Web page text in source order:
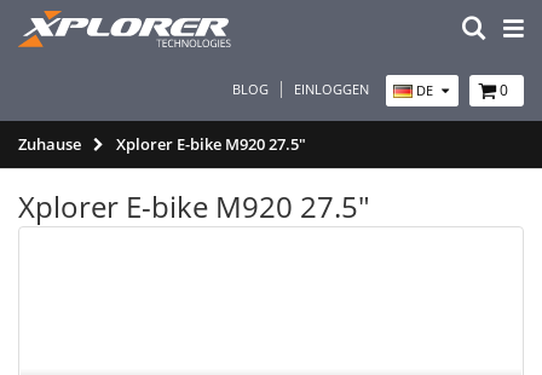
BLOG EINLOGGEN DE 0
Zuhause Xplorer E-bike M920 27.5"
Xplorer E-bike M920 27.5"